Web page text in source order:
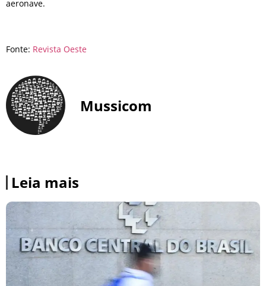
aeronave.
Fonte: Revista Oeste
Mussicom
Leia mais